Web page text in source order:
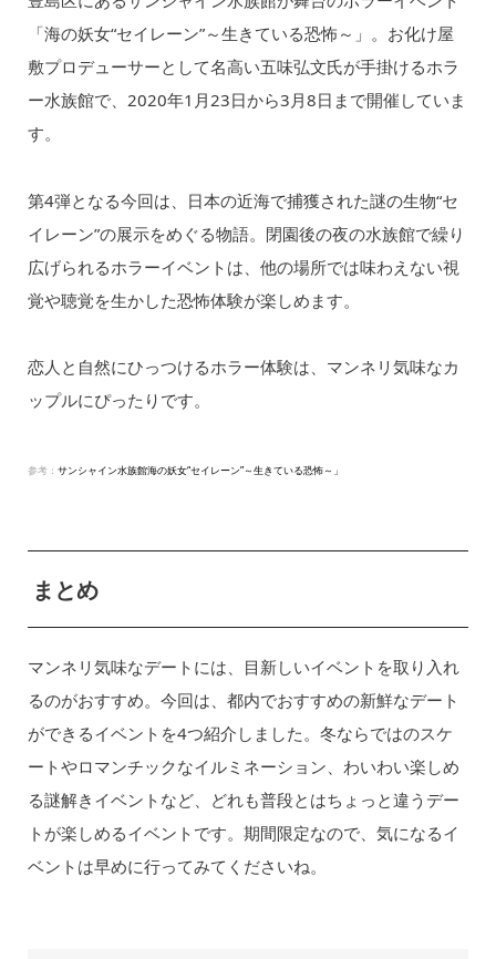
「海の妖女“セイレーン”～生きている恐怖～」。お化け屋
敷プロデューサーとして名高い五味弘文氏が手掛けるホラ
ー水族館で、2020年1月23日から3月8日まで開催していま
す。
第4弾となる今回は、日本の近海で捕獲された謎の生物“セ
イレーン”の展示をめぐる物語。閉園後の夜の水族館で繰り
広げられるホラーイベントは、他の場所では味わえない視
覚や聴覚を生かした恐怖体験が楽しめます。
恋人と自然にひっつけるホラー体験は、マンネリ気味なカ
ップルにぴったりです。
参考： サンシャイン水族館海の妖女“セイレーン”～生きている恐怖～」
まとめ
マンネリ気味なデートには、目新しいイベントを取り入れ
るのがおすすめ。今回は、都内でおすすめの新鮮なデート
ができるイベントを4つ紹介しました。冬ならではのスケ
ートやロマンチックなイルミネーション、わいわい楽しめ
る謎解きイベントなど、どれも普段とはちょっと違うデー
トが楽しめるイベントです。期間限定なので、気になるイ
ベントは早めに行ってみてくださいね。